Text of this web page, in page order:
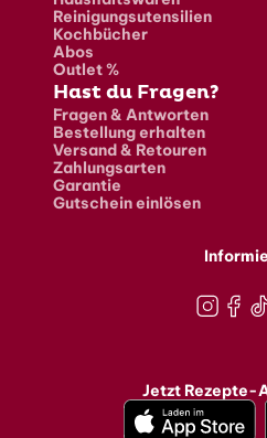
Reinigungsutensilien
Kochbücher
Abos
Outlet %
Hast du Fragen?
Fragen & Antworten
Bestellung erhalten
Versand & Retouren
Zahlungsarten
Garantie
Gutschein einlösen
Jetzt Rezepte-